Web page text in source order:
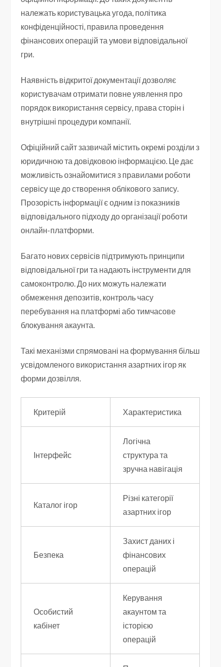
належать користувацька угода, політика
конфіденційності, правила проведення
фінансових операцій та умови відповідальної
гри.
Наявність відкритої документації дозволяє
користувачам отримати повне уявлення про
порядок використання сервісу, права сторін і
внутрішні процедури компанії.
Офіційний сайт зазвичай містить окремі розділи з
юридичною та довідковою інформацією. Це дає
можливість ознайомитися з правилами роботи
сервісу ще до створення облікового запису.
Прозорість інформації є одним із показників
відповідального підходу до організації роботи
онлайн-платформи.
Багато нових сервісів підтримують принципи
відповідальної гри та надають інструменти для
самоконтролю. До них можуть належати
обмеження депозитів, контроль часу
перебування на платформі або тимчасове
блокування акаунта.
Такі механізми спрямовані на формування більш
усвідомленого використання азартних ігор як
форми дозвілля.
Критерій Характеристика
Інтерфейс
Логічна
структура та
зручна навігація
Каталог ігор
Різні категорії
азартних ігор
Безпека
Захист даних і
фінансових
операцій
Особистий
кабінет
Керування
акаунтом та
історією
операцій